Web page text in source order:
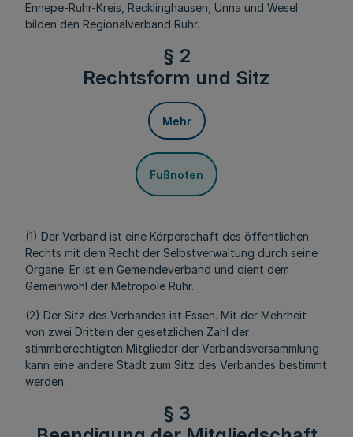
Ennepe-Ruhr-Kreis, Recklinghausen, Unna und Wesel
bilden den Regionalverband Ruhr.
§ 2
Rechtsform und Sitz
Mehr
Fußnoten
(1) Der Verband ist eine Körperschaft des öffentlichen
Rechts mit dem Recht der Selbstverwaltung durch seine
Organe. Er ist ein Gemeindeverband und dient dem
Gemeinwohl der Metropole Ruhr.
(2) Der Sitz des Verbandes ist Essen. Mit der Mehrheit
von zwei Dritteln der gesetzlichen Zahl der
stimmberechtigten Mitglieder der Verbandsversammlung
kann eine andere Stadt zum Sitz des Verbandes bestimmt
werden.
§ 3